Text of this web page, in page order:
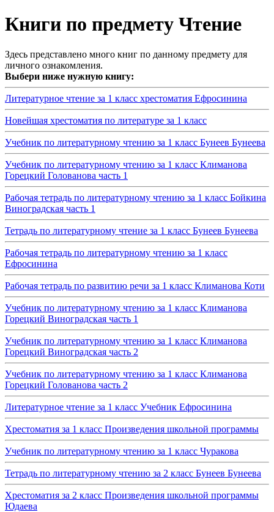
Книги по предмету Чтение
Здесь представлено много книг по данному предмету для
личного ознакомления.
Выбери ниже нужную книгу:
Литературное чтение за 1 класс хрестоматия Ефросинина
Новейшая хрестоматия по литературе за 1 класс
Учебник по литературному чтению за 1 класс Бунеев Бунеева
Учебник по литературному чтению за 1 класс Климанова
Горецкий Голованова часть 1
Рабочая тетрадь по литературному чтению за 1 класс Бойкина
Виноградская часть 1
Тетрадь по литературному чтение за 1 класс Бунеев Бунеева
Рабочая тетрадь по литературному чтению за 1 класс
Ефросинина
Рабочая тетрадь по развитию речи за 1 класс Климанова Коти
Учебник по литературному чтению за 1 класс Климанова
Горецкий Виноградская часть 1
Учебник по литературному чтению за 1 класс Климанова
Горецкий Виноградская часть 2
Учебник по литературному чтению за 1 класс Климанова
Горецкий Голованова часть 2
Литературное чтение за 1 класс Учебник Ефросинина
Хрестоматия за 1 класс Произведения школьной программы
Учебник по литературному чтению за 1 класс Чуракова
Тетрадь по литературному чтению за 2 класс Бунеев Бунеева
Хрестоматия за 2 класс Произведения школьной программы
Юдаева